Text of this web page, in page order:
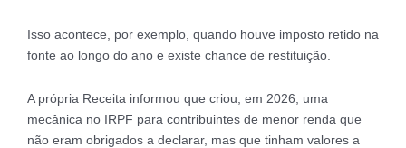
Isso acontece, por exemplo, quando houve imposto retido na
fonte ao longo do ano e existe chance de restituição.
A própria Receita informou que criou, em 2026, uma
mecânica no IRPF para contribuintes de menor renda que
não eram obrigados a declarar, mas que tinham valores a